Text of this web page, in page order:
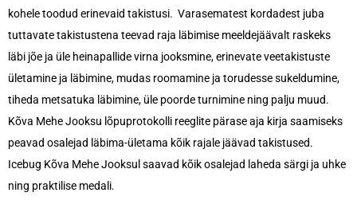
kohele toodud erinevaid takistusi. Varasematest kordadest juba
tuttavate takistustena teevad raja läbimise meeldejäävalt raskeks
läbi jõe ja üle heinapallide virna jooksmine, erinevate veetakistuste
ületamine ja läbimine, mudas roomamine ja torudesse sukeldumine,
tiheda metsatuka läbimine, üle poorde turnimine ning palju muud.
Kõva Mehe Jooksu lõpuprotokolli reeglite pärase aja kirja saamiseks
peavad osalejad läbima-ületama kõik rajale jäävad takistused.
Icebug Kõva Mehe Jooksul saavad kõik osalejad laheda särgi ja uhke
ning praktilise medali.